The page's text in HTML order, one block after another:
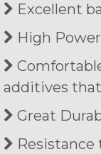
Excellent
High Power
additives
Great